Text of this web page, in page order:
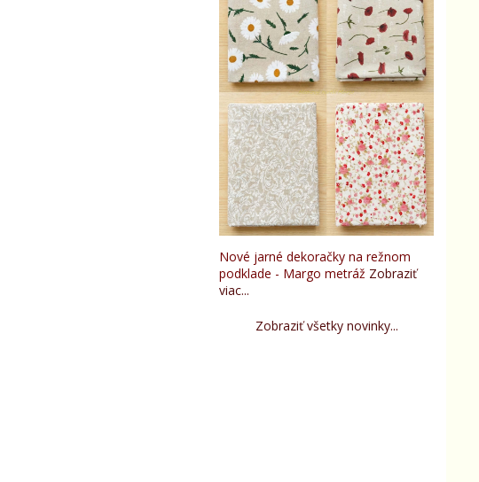
Nové jarné dekoračky na režnom
podklade - Margo metráž Zobraziť
viac...
Zobraziť všetky novinky...